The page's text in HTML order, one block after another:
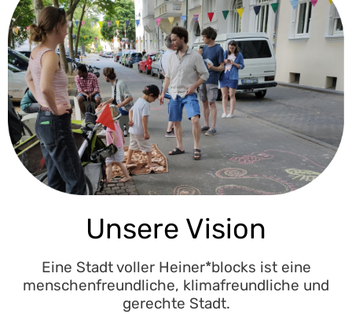
Unsere Vision
Eine Stadt voller Heiner*blocks ist eine
menschenfreundliche, klimafreundliche und
gerechte Stadt.